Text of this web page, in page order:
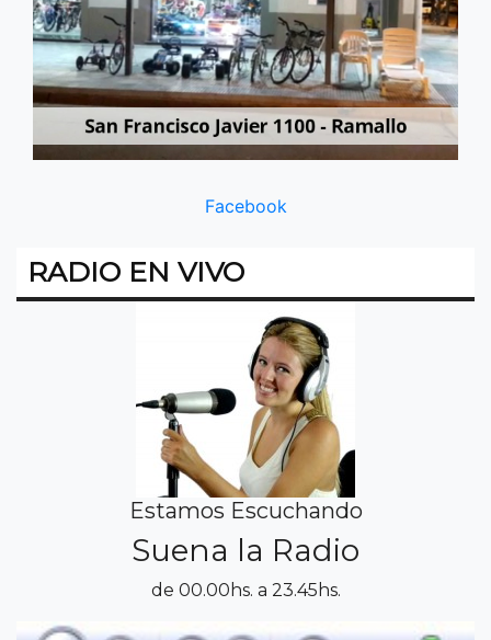
Facebook
RADIO EN VIVO
Estamos Escuchando
Suena la Radio
de 00.00hs. a 23.45hs.